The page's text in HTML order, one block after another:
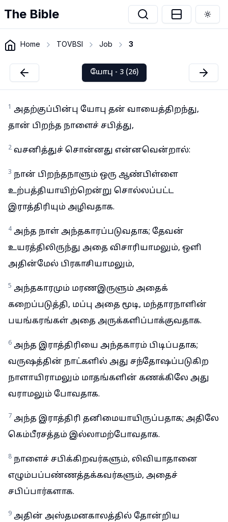
The Bible
Home TOVBSI Job 3
யோபு - 3 (26)
1 அதற்குப்பின்பு யோபு தன் வாயைத்திறந்து,
தான் பிறந்த நாளைச் சபித்து,
2 வசனித்துச் சொன்னது என்னவென்றால்:
3 நான் பிறந்தநாளும் ஒரு ஆண்பிள்ளை
உற்பத்தியாயிற்றென்று சொல்லப்பட்ட
இராத்திரியும் அழிவதாக.
4 அந்த நாள் அந்தகாரப்படுவதாக; தேவன்
உயரத்திலிருந்து அதை விசாரியாமலும், ஒளி
அதின்மேல் பிரகாசியாமலும்,
5 அந்தகாரமும் மரணஇருளும் அதைக்
கறைப்படுத்தி, மப்பு அதை மூடி, மந்தாரநாளின்
பயங்கரங்கள் அதை அருக்களிப்பாக்குவதாக.
6 அந்த இராத்திரியை அந்தகாரம் பிடிப்பதாக;
வருஷத்தின் நாட்களில் அது சந்தோஷப்படுகிற
நாளாயிராமலும் மாதங்களின் கணக்கிலே அது
வராமலும் போவதாக.
7 அந்த இராத்திரி தனிமையாயிருப்பதாக; அதிலே
கெம்பீரசத்தம் இல்லாமற்போவதாக.
8 நாளைச் சபிக்கிறவர்களும், லிவியாதானை
எழும்பப்பண்ணத்தக்கவர்களும், அதைச்
சபிப்பார்களாக.
9 அதின் அஸ்தமனகாலத்தில் தோன்றிய